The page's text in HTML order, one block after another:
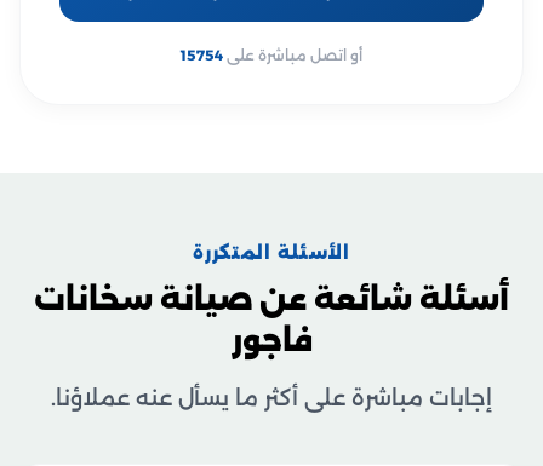
أو اتصل مباشرة على 15754
الأسئلة المتكررة
أسئلة شائعة عن صيانة سخانات
فاجور
إجابات مباشرة على أكثر ما يسأل عنه عملاؤنا.